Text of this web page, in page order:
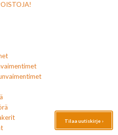
Tilaa uutiskirje ›